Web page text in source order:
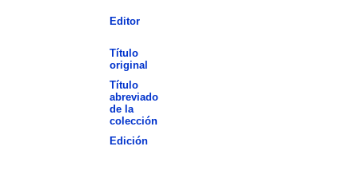
Editor
Título
original
Título
abreviado
de la
colección
Edición